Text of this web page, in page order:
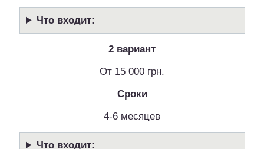
Что входит:
2 вариант
От 15 000 грн.
Сроки
4-6 месяцев
Что входит: